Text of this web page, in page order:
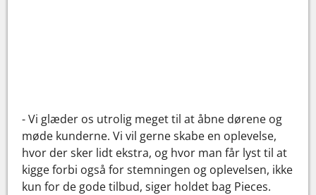
- Vi glæder os utrolig meget til at åbne dørene og
møde kunderne. Vi vil gerne skabe en oplevelse,
hvor der sker lidt ekstra, og hvor man får lyst til at
kigge forbi også for stemningen og oplevelsen, ikke
kun for de gode tilbud, siger holdet bag Pieces.